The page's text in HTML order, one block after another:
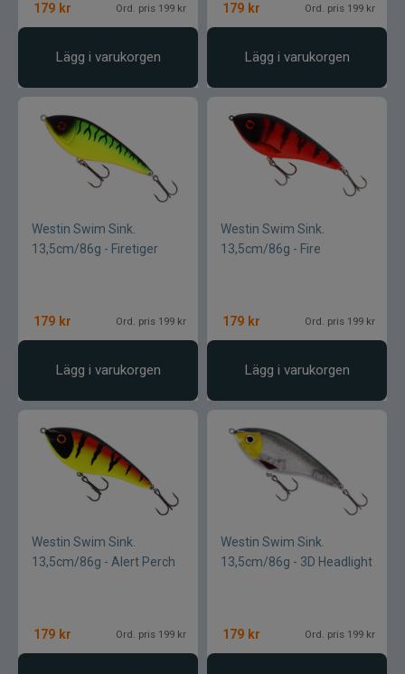
179 kr Ord. pris 199 kr
Lägg i varukorgen
179 kr Ord. pris 199 kr
Lägg i varukorgen
Westin Swim Sink.
13,5cm/86g - Firetiger
179 kr Ord. pris 199 kr
Lägg i varukorgen
Westin Swim Sink.
13,5cm/86g - Fire
179 kr Ord. pris 199 kr
Lägg i varukorgen
Westin Swim Sink.
13,5cm/86g - Alert Perch
179 kr Ord. pris 199 kr
Westin Swim Sink.
13,5cm/86g - 3D Headlight
179 kr Ord. pris 199 kr